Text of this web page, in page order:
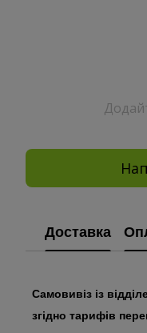
Доставка
Самовивіз із
згідно тарифів